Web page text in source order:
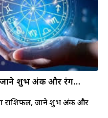
शुभ अंक और रंग…
राशिफल, जाने शुभ अंक और